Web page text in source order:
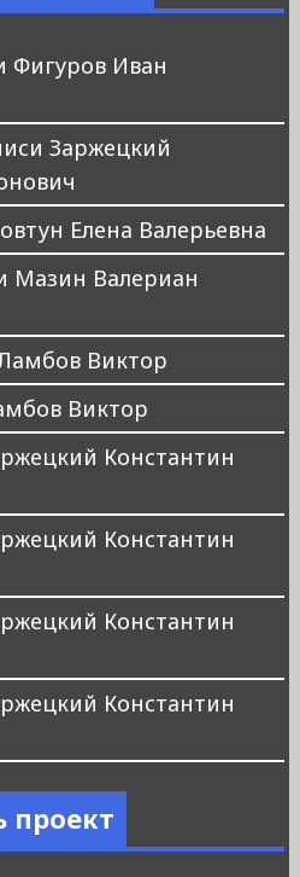
Фигуров Иван
Заржецкий
Елена Валерьевна
Мазин Валериан
Виктор
Виктор
Константин
Константин
Константин
Константин
проект